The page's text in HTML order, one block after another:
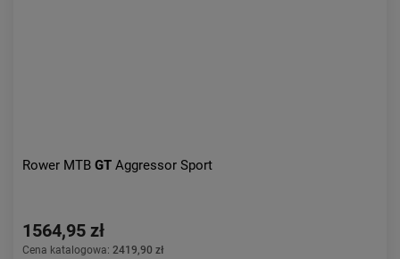
Rower MTB GT Aggressor Sport
1564,95 zł
Cena katalogowa: 2419,90 zł